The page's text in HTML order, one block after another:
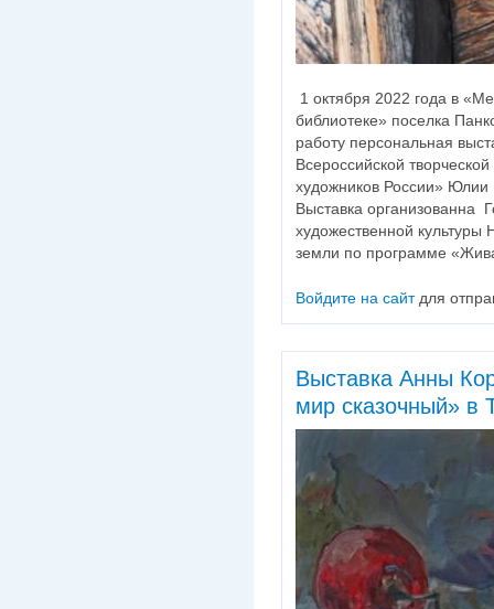
1 октября 2022 года в
библиотеке» поселка
работу персональная
Всероссийской
художников России» Юлии
Выставка организованна
художественной культуры
земли по программе
Войдите на сайтдля
Выставка Анны
мир сказочный» в